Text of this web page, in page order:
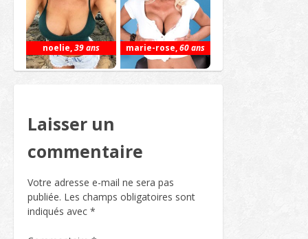
noelie,39 ans marie-rose,60 ans
Laisser un
commentaire
Votre adresse e-mail ne sera pas
publiée. Les champs obligatoires sont
indiqués avec *